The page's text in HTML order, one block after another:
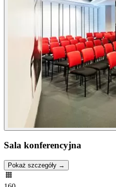
Sala konferencyjna
Pokaż szczegóły →